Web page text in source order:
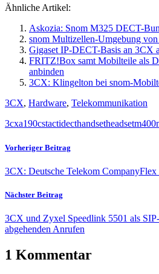
Ähnliche Artikel:
Askozia: Snom M325 DECT-
snom Multizellen-Umgebung
Gigaset IP-DECT-Basis an 3CX
FRITZ!Box samt Mobilteile als
anbinden
3CX: Klingelton bei snom-
3CX, Hardware, Telekommunikation
3cxa190cstactidecthandsetheadsetm400
Vorheriger Beitrag
3CX: Deutsche Telekom
Nächster Beitrag
3CX und Zyxel Speedlink 5501 als
abgehenden Anrufen
1 Kommentar